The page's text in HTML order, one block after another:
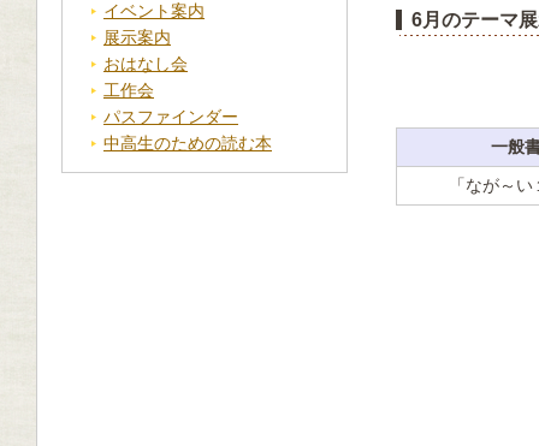
イベント案内
展示案内
おはなし会
工作会
パスファインダー
中高生のための読む本
6月のテーマ
一般
「なが～